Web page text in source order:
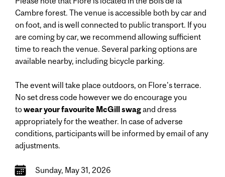
Cambre forest. The venue is accessible both by car and
on foot, and is well connected to public transport. If you
are coming by car, we recommend allowing sufficient
time to reach the venue. Several parking options are
available nearby, including bicycle parking.
The event will take place outdoors, on Flore's terrace.
No set dress code however we do encourage you
to wear your favourite McGill swagand dress
appropriately for the weather. In case of adverse
conditions, participants will be informed by email of any
adjustments.
Sunday, May 31, 2026